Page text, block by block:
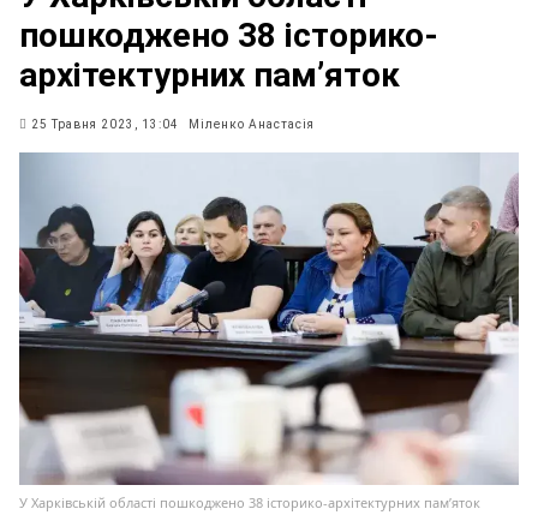
пошкоджено 38 історико-
архітектурних памʼяток
25 Травня 2023, 13:04 Міленко Анастасія
У Харківській області пошкоджено 38 історико-архітектурних памʼяток